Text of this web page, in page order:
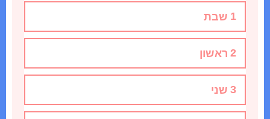
שבת 1
ראשון 2
שני 3